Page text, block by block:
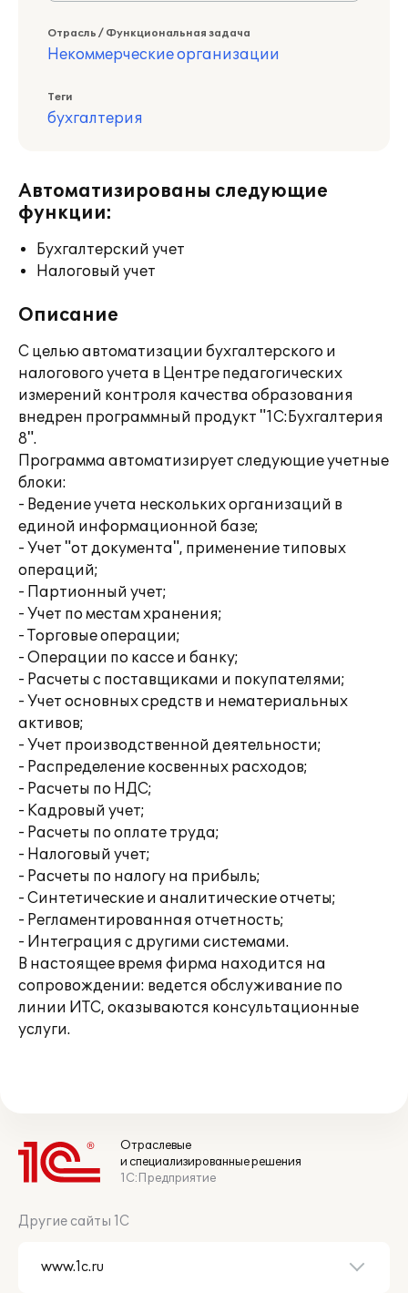
Отрасль / Функциональная задача
Некоммерческие организации
Теги
бухгалтерия
Автоматизированы следующие
функции:
Бухгалтерский учет
Налоговый учет
Описание
С целью автоматизации бухгалтерского и
налогового учета в Центре педагогических
измерений контроля качества образования
внедрен программный продукт "1С:Бухгалтерия
8".
Программа автоматизирует следующие учетные
блоки:
- Ведение учета нескольких организаций в
единой информационной базе;
- Учет "от документа", применение типовых
операций;
- Партионный учет;
- Учет по местам хранения;
- Торговые операции;
- Операции по кассе и банку;
- Расчеты с поставщиками и покупателями;
- Учет основных средств и нематериальных
активов;
- Учет производственной деятельности;
- Распределение косвенных расходов;
- Расчеты по НДС;
- Кадровый учет;
- Расчеты по оплате труда;
- Налоговый учет;
- Расчеты по налогу на прибыль;
- Синтетические и аналитические отчеты;
- Регламентированная отчетность;
- Интеграция с другими системами.
В настоящее время фирма находится на
сопровождении: ведется обслуживание по
линии ИТС, оказываются консультационные
услуги.
Отраслевые
и специализированные решения
1С:Предприятие
Другие сайты 1С